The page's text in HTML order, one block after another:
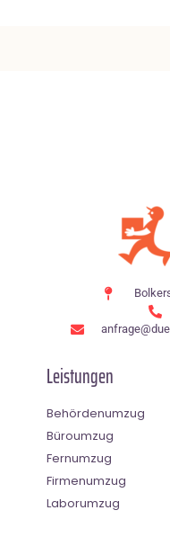
Leistungen
Behördenumzug
Büroumzug
Fernumzug
Firmenumzug
Laborumzug